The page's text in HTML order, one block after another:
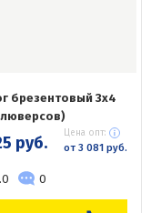
брезентовый 3х4
руб. Цена опт:
от 3 081 руб.
0